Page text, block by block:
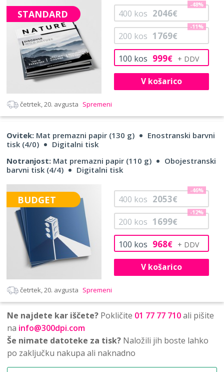
STANDARD
100 kos 999€
200 kos 1769€
-11%
400 kos 2046€
-48%
V košarico
četrtek, 20. avgusta Spremeni
Ovitek: Mat premazni papir (130 g)
Enostranski barvni
tisk (4/0)
Digitalni tisk
Notranjost: Mat premazni papir (110 g)
Obojestranski
barvni tisk (4/4)
Digitalni tisk
BUDGET
100 kos 968€
200 kos 1699€
-12%
400 kos 2053€
-46%
V košarico
četrtek, 20. avgusta Spremeni
Ne najdete kar iščete? Pokličite 01 77 77 710ali pišite
na info@300dpi.com
Še nimate datoteke za tisk? Naložili jih boste lahko
po zaključku nakupa ali naknadno